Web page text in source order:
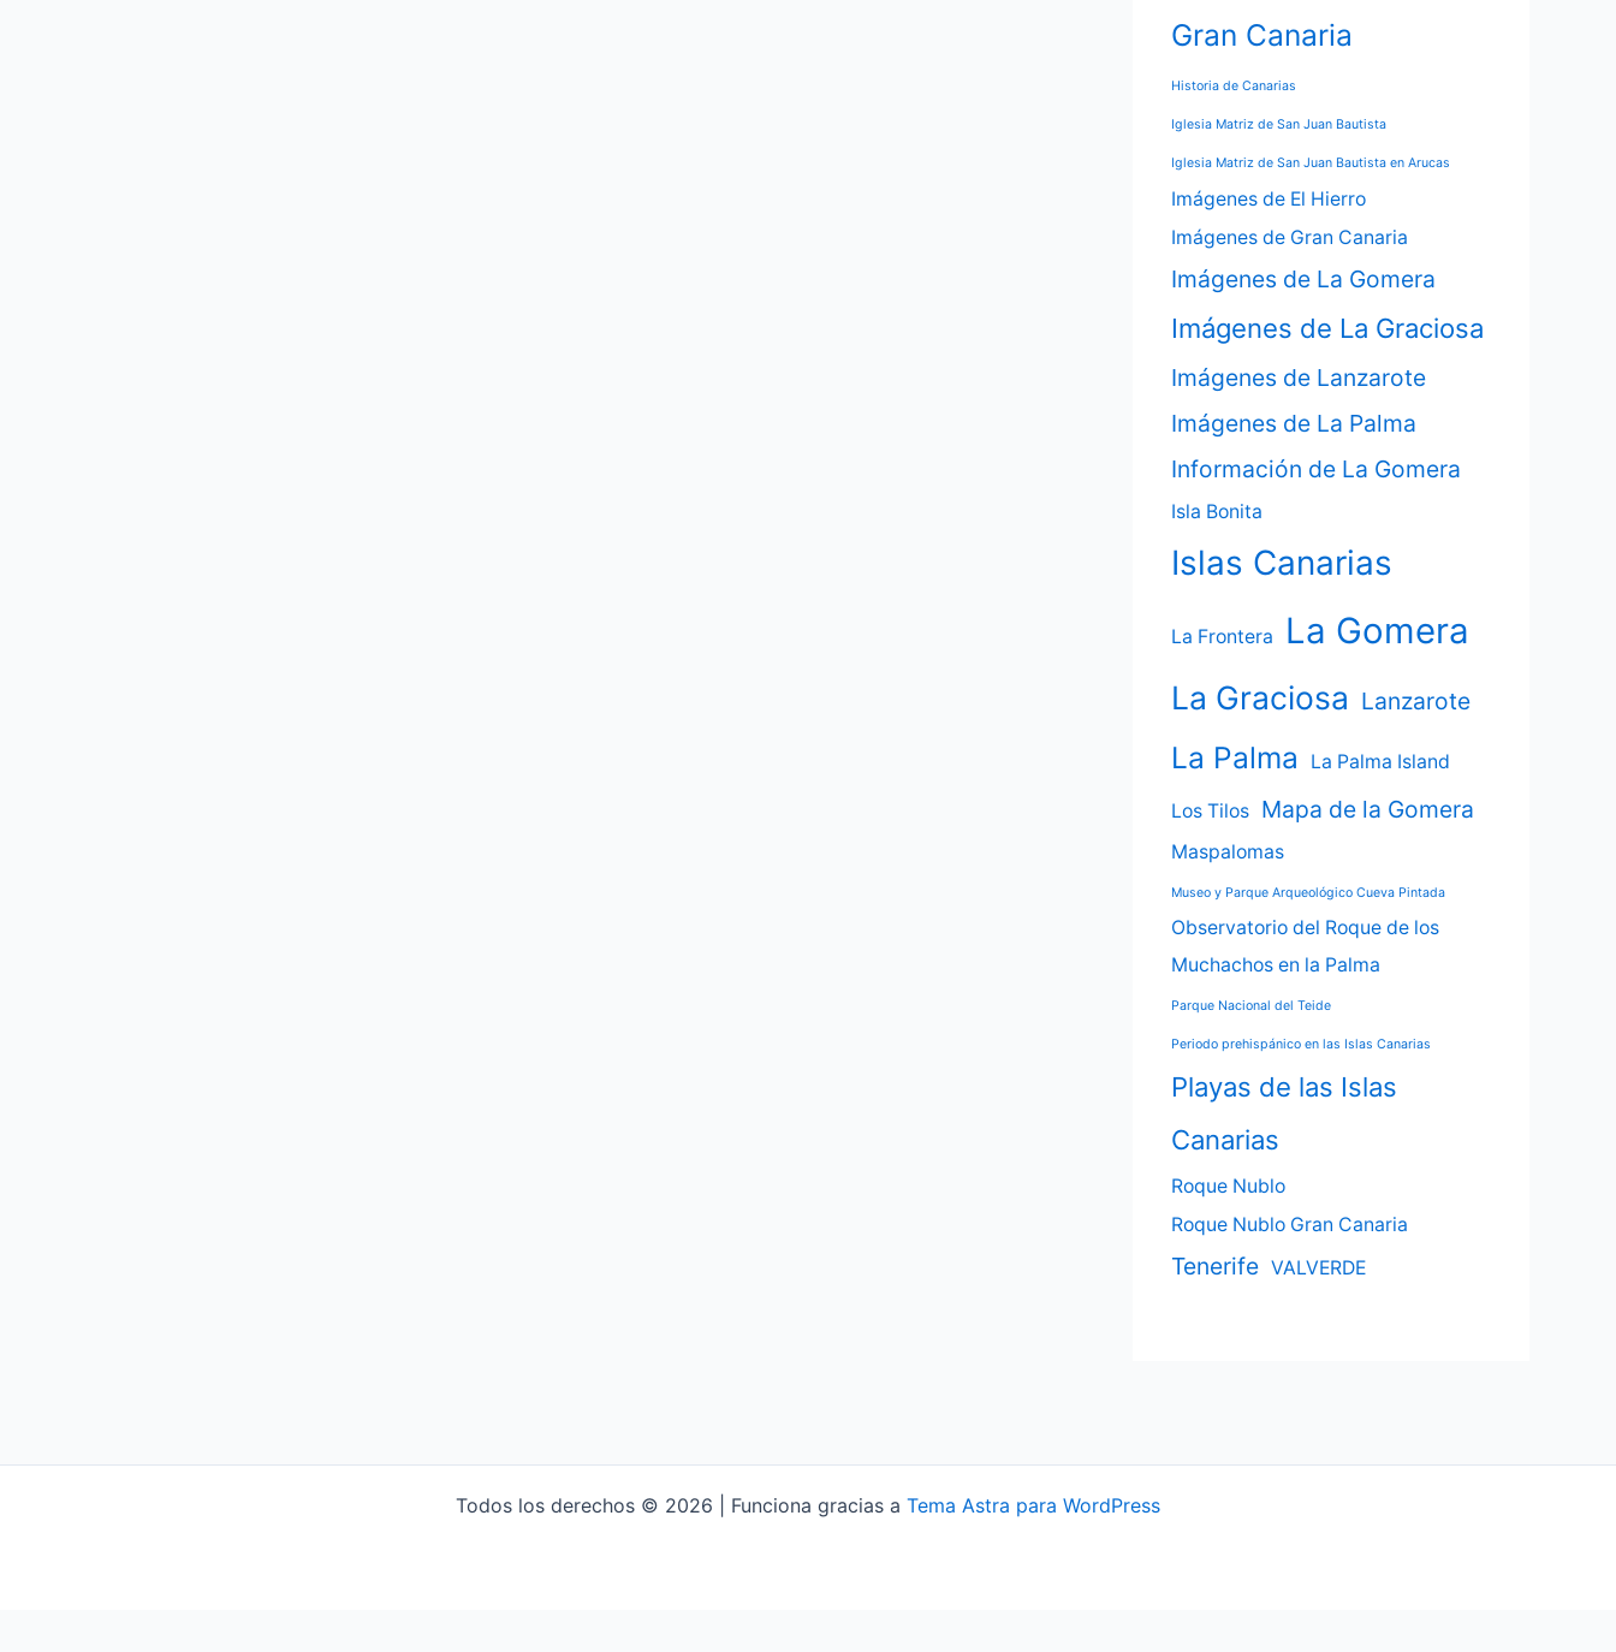
Gran Canaria
Historia de Canarias
Iglesia Matriz de San Juan Bautista
Iglesia Matriz de San Juan Bautista en Arucas
Imágenes de El Hierro
Imágenes de Gran Canaria
Imágenes de La Gomera
Imágenes de La Graciosa
Imágenes de Lanzarote
Imágenes de La Palma
Información de La Gomera
Isla Bonita
Islas Canarias
La Frontera La Gomera
La Graciosa Lanzarote
La Palma La Palma Island
Los Tilos Mapa de la Gomera
Maspalomas
Museo y Parque Arqueológico Cueva Pintada
Observatorio del Roque de los
Muchachos en la Palma
Parque Nacional del Teide
Periodo prehispánico en las Islas Canarias
Playas de las Islas
Canarias
Roque Nublo
Roque Nublo Gran Canaria
Tenerife VALVERDE
Todos los derechos © 2026 | Funciona gracias a Tema Astra para WordPress